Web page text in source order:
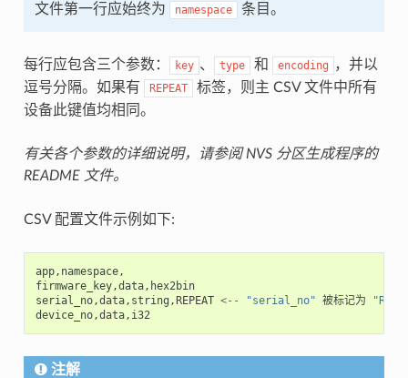
文件第一行应始终为 namespace 条目。
每行应包含三个参数： key 、 type 和 encoding
，并以
逗号分隔。如果有
REPEAT
标签，则主 CSV 文件中所有
设备此键值均相同。
有关各个参数的详细说明，请参阅 NVS 分区生成程序的
README 文件。
CSV 配置文件示例如下:
app, namespace,
firmware_key,data, hex2bin
serial_no,data, string , REPEAT <-- "serial_no" 被标记为
device_no,data, i32
注解